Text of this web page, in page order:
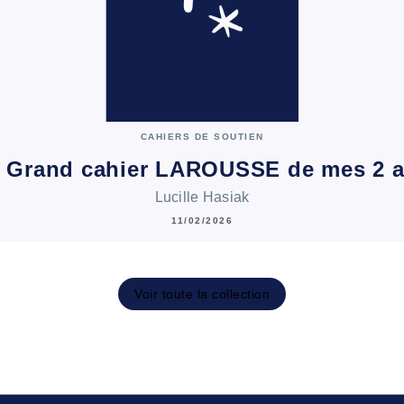
CAHIERS DE SOUTIEN
Grand cahier LAROUSSE de mes 2
Lucille Hasiak
11/02/2026
Voir toute la collection